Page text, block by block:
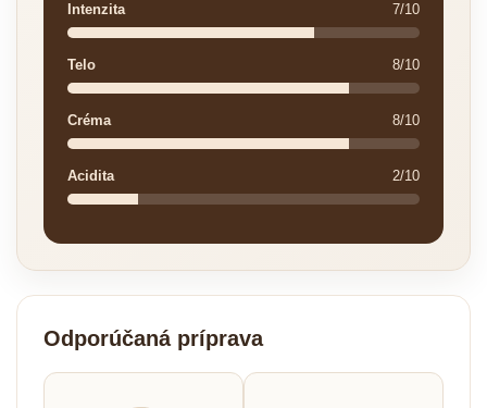
Intenzita 7/10
Telo 8/10
Créma 8/10
Acidita 2/10
Odporúčaná príprava